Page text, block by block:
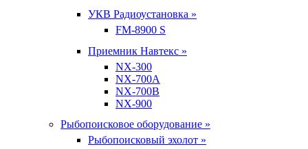
УКВ Радиоустановка »
FM-8900 S
Приемник Навтекс »
NX-300
NX-700A
NX-700B
NX-900
Рыбопоисковое оборудование »
Рыбопоисковый эхолот »